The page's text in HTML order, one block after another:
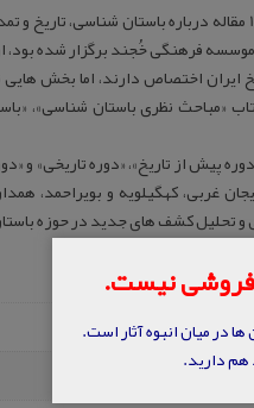
18 مقاله درباره باستان شناسی،
ایران اختصاص دارند، اما بخش‌
نظری باستان‌ شناسی»،
از تاریخ»، «دوره تاریخی» و
غربی، کهگیلویه و بویراحمد،
تحلیل کشف‌ های جدید در حوزه
فروشی نیست.
در میان انبوه آثار است.
هم دارید.